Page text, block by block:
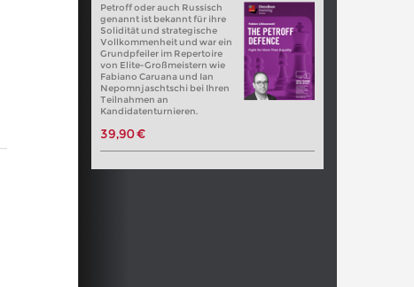
Petroff oder auch Russisch
genannt ist bekannt für ihre
Solidität und strategische
Vollkommenheit und war ein
Grundpfeiler im Repertoire
von Elite-Großmeistern wie
Fabiano Caruana und Ian
Nepomnjaschtschi bei Ihren
Teilnahmen an
Kandidatenturnieren.
39,90 €